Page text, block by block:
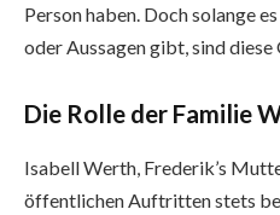
Person haben. Doch solange
oder Aussagen gibt, sind
Die Rolle der Familie
Isabell Werth, Frederik’s
öffentlichen Auftritten stets